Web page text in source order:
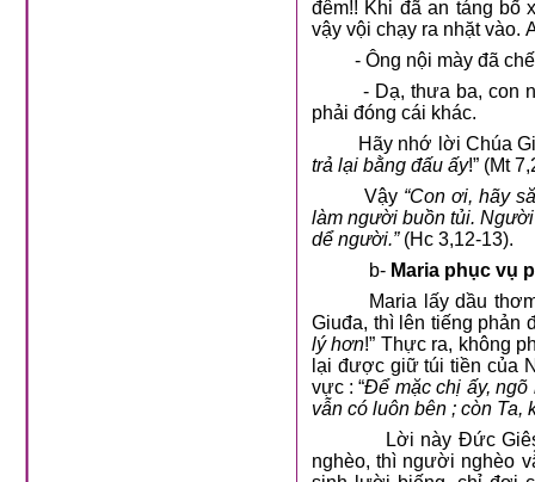
đêm!! Khi đã an táng bố
vậy vội chạy ra nhặt vào.
- Ông nội mày đã
- Dạ, thưa ba, con
phải đóng cái khác.
Hãy nhớ lời Chúa
trả lại bằng đấu ấy!” (Mt
Vậy “Con ơi, hãy
làm người buồn tủi.
dể người.”(Hc 3,12-13).
b- Maria phục vụ
Maria lấy dầu
Giuđa, thì lên tiếng phản
lý hơn!” Thực ra, không
lại được giữ túi tiền của
vực : “Để mặc chị ấy, ngõ
vẫn có luôn bên ; còn
Lời này Đức
nghèo, thì người nghèo